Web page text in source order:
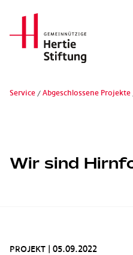
Hertie Stiftung Logo
Service Abgeschlossene Projekte
Wir sind
PROJEKT 05.09.2022